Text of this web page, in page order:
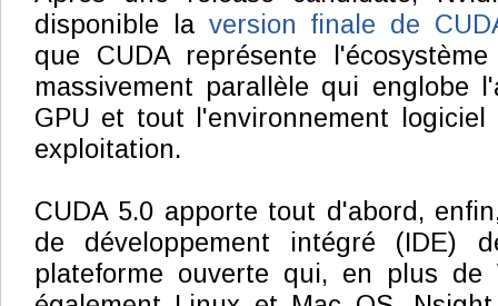
disponible la version finale de
que CUDA représente
massivement parallèle qui englobe
GPU et tout l'environnement
exploitation.
CUDA 5.0 apporte tout d'abord,
de développement intégré (IDE)
plateforme ouverte qui, en plus de